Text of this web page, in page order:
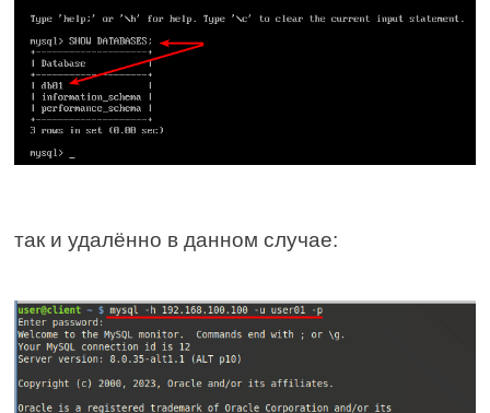
так и удалённо в данном случае: